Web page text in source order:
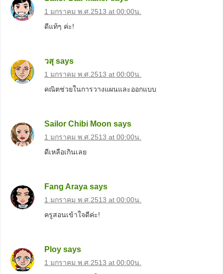
1 มกราคม พ.ศ.2513 at 00:00น.
ดีแท้ๆ ค่ะ!
วสุ says
1 มกราคม พ.ศ.2513 at 00:00น.
คณิตช่วยในการวางแผนและออกแบบ
Sailor Chibi Moon says
1 มกราคม พ.ศ.2513 at 00:00น.
ดีเหลือเกินเลย
Fang Araya says
1 มกราคม พ.ศ.2513 at 00:00น.
ครูสอนเข้าใจดีค่ะ!
Ploy says
1 มกราคม พ.ศ.2513 at 00:00น.